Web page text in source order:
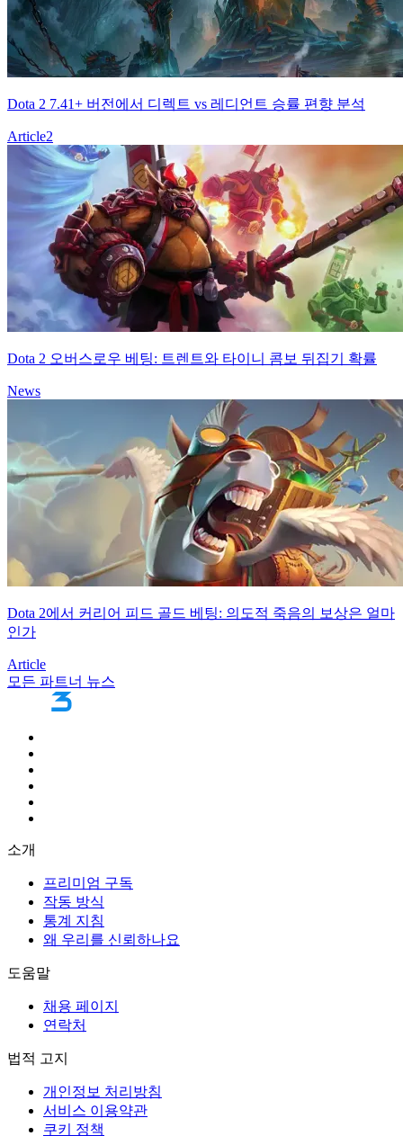
Dota 2 7.41+ 버전에서 디렉트 vs 레디언트 승률 편향 분석
Article2
Dota 2 오버스로우 베팅: 트렌트와 타이니 콤보 뒤집기 확률
News
Dota 2에서 커리어 피드 골드 베팅: 의도적 죽음의 보상은 얼마
인가
Article
모든 파트너 뉴스
소개
프리미엄 구독
작동 방식
통계 지침
왜 우리를 신뢰하나요
도움말
채용 페이지
연락처
법적 고지
개인정보 처리방침
서비스 이용약관
쿠키 정책